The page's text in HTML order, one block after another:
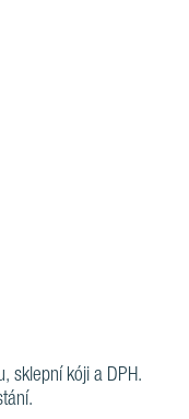
sklepní kóji a DPH.